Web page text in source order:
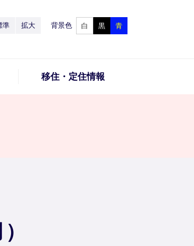
準 拡大 背景色 白 黒 青
移住・定住情報